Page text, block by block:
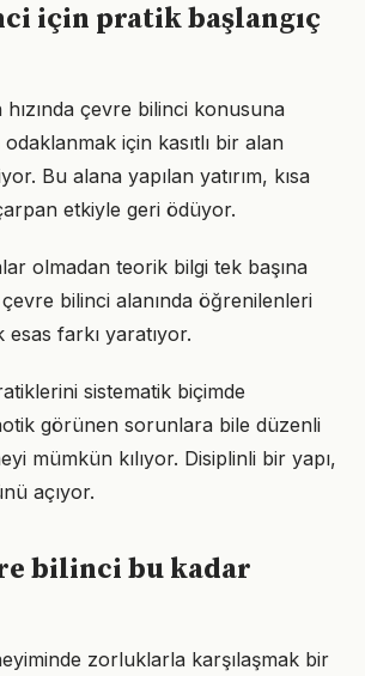
için pratik başlangıç
hızında çevre bilinci konusuna
için kasıtlı bir alan
Bu alana yapılan yatırım, kısa
etkiyle geri ödüyor.
olmadan teorik bilgi tek başına
bilinci alanında öğrenilenleri
farkı yaratıyor.
sistematik biçimde
görünen sorunlara bile düzenli
mümkün kılıyor. Disiplinli bir yapı,
açıyor.
bilinci bu kadar
zorluklarla karşılaşmak bir